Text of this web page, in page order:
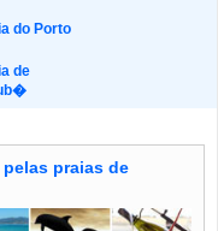
do Porto
de
praias de